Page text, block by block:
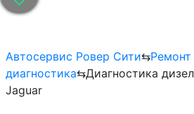
Автосервис Ровер Сити⇆
диагностика⇆Диагностика
Jaguar